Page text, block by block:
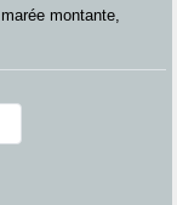
montante,